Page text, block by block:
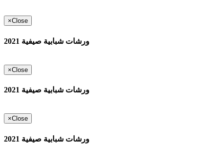
×Close
ورشات شبابية صيفية 2021
×Close
ورشات شبابية صيفية 2021
×Close
ورشات شبابية صيفية 2021